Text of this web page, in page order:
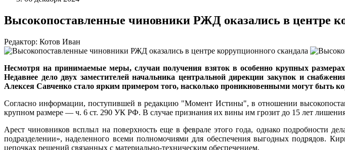
Высокопоставленные чиновники РЖД оказались в центре
Редактор: Котов Иван
Несмотря на принимаемые меры, случаи получения взяток в особенно крупных
Недавнее дело двух заместителей начальника центральной дирекции закупок и
Алексея Савченко стало ярким примером того, насколько проникновенными могут быть
Согласно информации, поступившей в редакцию "Момент Истины", в отношении
крупном размере — ч. 6 ст. 290 УК РФ. В случае признания их вины им грозит до 15 лет
Арест чиновников всплыл на поверхность еще в феврале этого года, однако подробности
подразделении», наделенного всеми полномочиями для обеспечения выгодных подрядов.
цепочках решений связанных с материально-техническим обеспечением.